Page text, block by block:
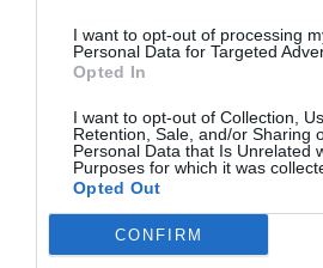
I want to opt-out of processing
Personal Data for Targeted
Opted In
I want to opt-out of Collection,
Retention, Sale, and/or Sharing
Personal Data that Is Unrelated
Purposes for which it was
Opted Out
CONFIRM